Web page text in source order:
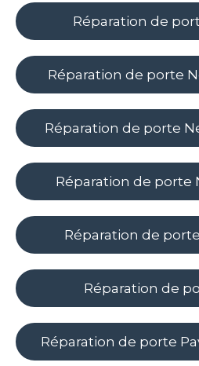
Réparation de
Réparation de porte
Réparation de porte
Réparation de porte
Réparation de
Réparation de
Réparation de porte